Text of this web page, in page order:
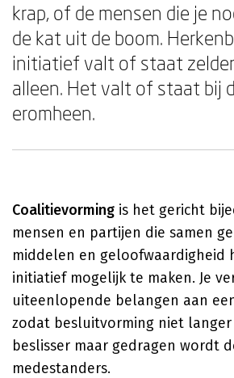
krap, of de mensen die je
de kat uit de boom.
initiatief valt of staat
alleen. Het valt of staat bij
eromheen.
Coalitievorming is het gericht
mensen en partijen die samen
middelen en geloofwaardigheid
initiatief mogelijk te maken. Je
uiteenlopende belangen aan
zodat besluitvorming niet
beslisser maar gedragen wordt
medestanders.